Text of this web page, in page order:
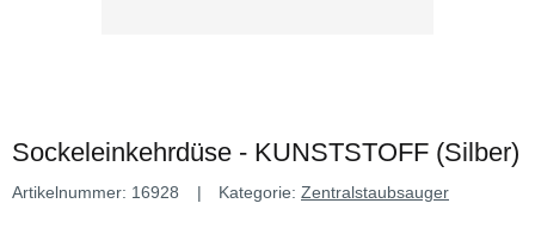
Sockeleinkehrdüse - KUNSTSTOFF (Silber)
Artikelnummer: 16928 Kategorie: Zentralstaubsauger